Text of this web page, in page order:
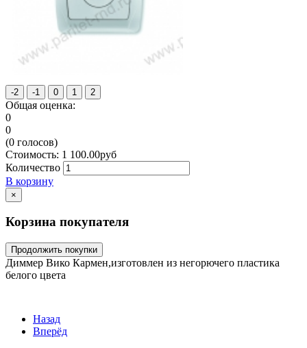
Общая оценка:
0
0
(0 голосов)
Стоимость: 1 100.00руб
Количество
В корзину
×
Корзина покупателя
Продолжить покупки
Диммер Вико Кармен,изготовлен из негорючего пластика
белого цвета
Назад
Вперёд